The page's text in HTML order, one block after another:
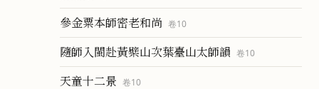
參金粟本師密老和尚 卷10
隨師入閩赴黃檗山次葉臺山太師韻 卷10
天童十二景 卷10